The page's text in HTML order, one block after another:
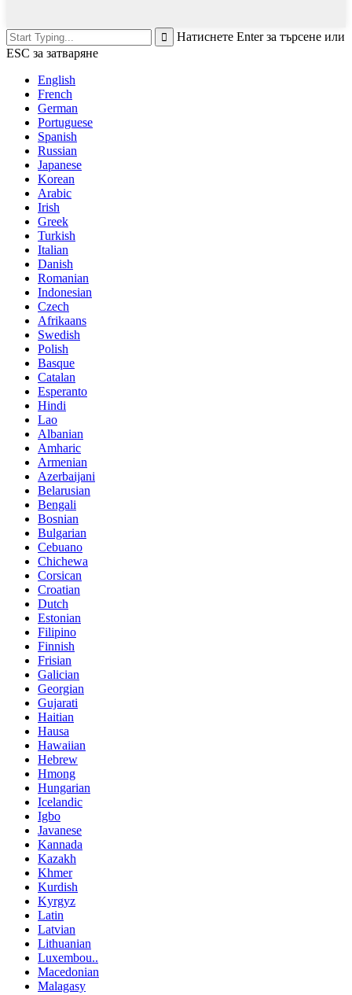
Натиснете Enter за търсене или
ESC за затваряне
English
French
German
Portuguese
Spanish
Russian
Japanese
Korean
Arabic
Irish
Greek
Turkish
Italian
Danish
Romanian
Indonesian
Czech
Afrikaans
Swedish
Polish
Basque
Catalan
Esperanto
Hindi
Lao
Albanian
Amharic
Armenian
Azerbaijani
Belarusian
Bengali
Bosnian
Bulgarian
Cebuano
Chichewa
Corsican
Croatian
Dutch
Estonian
Filipino
Finnish
Frisian
Galician
Georgian
Gujarati
Haitian
Hausa
Hawaiian
Hebrew
Hmong
Hungarian
Icelandic
Igbo
Javanese
Kannada
Kazakh
Khmer
Kurdish
Kyrgyz
Latin
Latvian
Lithuanian
Luxembou..
Macedonian
Malagasy